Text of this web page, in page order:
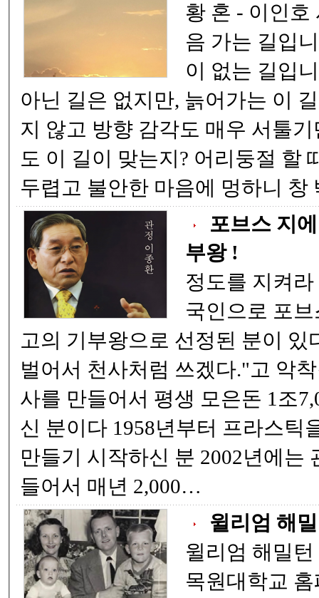
황 혼 - 이인호 시- 늙어가는 길 처
음 가는 길입니다. 한 번도
이 없는 길입니다. 무엇 하
아닌 길은 없지만, 늙어가는 이 길은 몸이 마음과 같
지 않고 방향 감각도 매우 서툴기만 합니다. 가면서
도 이 길이 맞는지? 어리둥절 할 때가 많습니다. 때론
두렵고 불안한 마음에 멍
포브스 지
부왕 !
정도를 지켜라
국인으로 포
고의 기부왕으로 선정된 분이 있다. "평생 거지
벌어서 천사처럼 쓰겠다."고 악
사를 만들어서 평생 모은돈 1조
신 분이다 1958년부터 프라스틱을 주워서 양동이를
만들기 시작하신 분 2002년에는 관정 장학 재단을 마
들어서 매년 2,000…
윌리엄 해
윌리엄 해밀
목원대학교 홈페이지